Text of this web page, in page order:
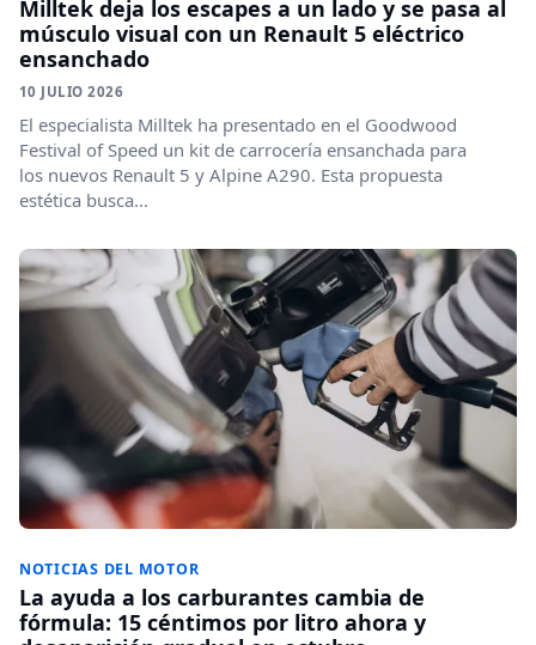
Milltek deja los escapes a un lado y se pasa al
músculo visual con un Renault 5 eléctrico
ensanchado
10 JULIO 2026
El especialista Milltek ha presentado en el Goodwood
Festival of Speed un kit de carrocería ensanchada para
los nuevos Renault 5 y Alpine A290. Esta propuesta
estética busca...
NOTICIAS DEL MOTOR
La ayuda a los carburantes cambia de
fórmula: 15 céntimos por litro ahora y